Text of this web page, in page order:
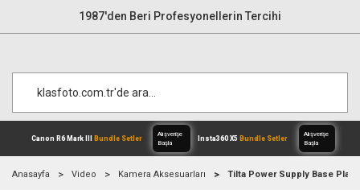
1987'den Beri Profesyonellerin Tercihi
Anasayfa Video Kamera Aksesuarları Tilta Power Supply Base Plate